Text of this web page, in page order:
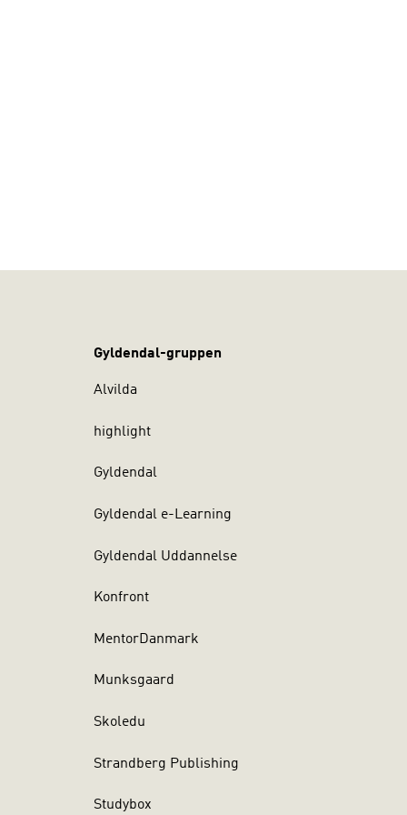
Gyldendal-gruppen
Alvilda
highlight
Gyldendal
Gyldendal e-Learning
Gyldendal Uddannelse
Konfront
MentorDanmark
Munksgaard
Skoledu
Strandberg Publishing
Studybox